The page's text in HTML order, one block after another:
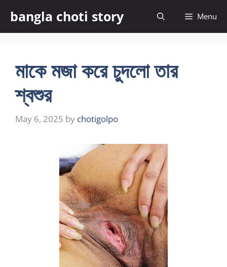
content
bangla choti story Menu
মাকে মজা করে চুদলো তার
শ্বশুর
May 6, 2025 by chotigolpo